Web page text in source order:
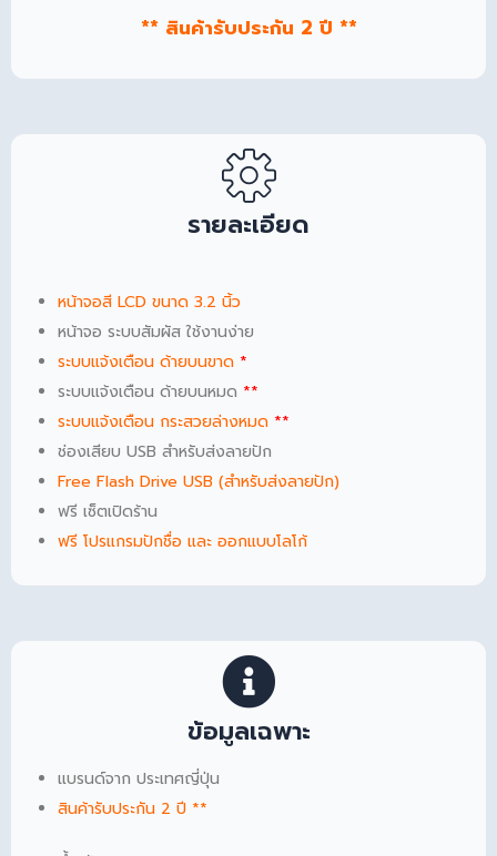
** สินค้ารับประกัน 2 ปี **
รายละเอียด
หน้าจอสี LCD ขนาด 3.2 นิ้ว
หน้าจอ ระบบสัมผัส ใช้งานง่าย
ระบบแจ้งเตือน ด้ายบนขาด *
ระบบแจ้งเตือน ด้ายบนหมด **
ระบบแจ้งเตือน กระสวยล่างหมด **
ช่องเสียบ USB สำหรับส่งลายปัก
Free Flash Drive USB (สำหรับส่งลายปัก)
ฟรี เซ็ตเปิดร้าน
ฟรี โปรแกรมปักชื่อ และ ออกแบบโลโก้
ข้อมูลเฉพาะ
แบรนด์จาก ประเทศญี่ปุ่น
สินค้ารับประกัน 2 ปี **